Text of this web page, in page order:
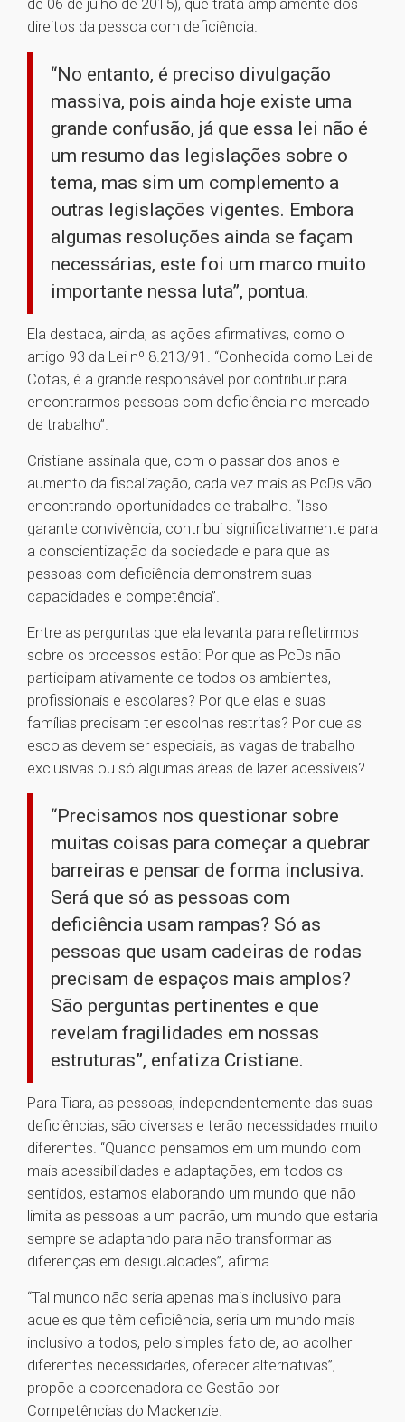
de 06 de julho de 2015), que trata amplamente dos
direitos da pessoa com deficiência.
“No entanto, é preciso divulgação
massiva, pois ainda hoje existe uma
grande confusão, já que essa lei não é
um resumo das legislações sobre o
tema, mas sim um complemento a
outras legislações vigentes. Embora
algumas resoluções ainda se façam
necessárias, este foi um marco muito
importante nessa luta”, pontua.
Ela destaca, ainda, as ações afirmativas, como o
artigo 93 da Lei nº 8.213/91. “Conhecida como Lei de
Cotas, é a grande responsável por contribuir para
encontrarmos pessoas com deficiência no mercado
de trabalho”.
Cristiane assinala que, com o passar dos anos e
aumento da fiscalização, cada vez mais as PcDs vão
encontrando oportunidades de trabalho. “Isso
garante convivência, contribui significativamente para
a conscientização da sociedade e para que as
pessoas com deficiência demonstrem suas
capacidades e competência”.
Entre as perguntas que ela levanta para refletirmos
sobre os processos estão: Por que as PcDs não
participam ativamente de todos os ambientes,
profissionais e escolares? Por que elas e suas
famílias precisam ter escolhas restritas? Por que as
escolas devem ser especiais, as vagas de trabalho
exclusivas ou só algumas áreas de lazer acessíveis?
“Precisamos nos questionar sobre
muitas coisas para começar a quebrar
barreiras e pensar de forma inclusiva.
Será que só as pessoas com
deficiência usam rampas? Só as
pessoas que usam cadeiras de rodas
precisam de espaços mais amplos?
São perguntas pertinentes e que
revelam fragilidades em nossas
estruturas”, enfatiza Cristiane.
Para Tiara, as pessoas, independentemente das suas
deficiências, são diversas e terão necessidades muito
diferentes. “Quando pensamos em um mundo com
mais acessibilidades e adaptações, em todos os
sentidos, estamos elaborando um mundo que não
limita as pessoas a um padrão, um mundo que estaria
sempre se adaptando para não transformar as
diferenças em desigualdades”, afirma.
“Tal mundo não seria apenas mais inclusivo para
aqueles que têm deficiência, seria um mundo mais
inclusivo a todos, pelo simples fato de, ao acolher
diferentes necessidades, oferecer alternativas”,
propõe a coordenadora de Gestão por
Competências do Mackenzie.